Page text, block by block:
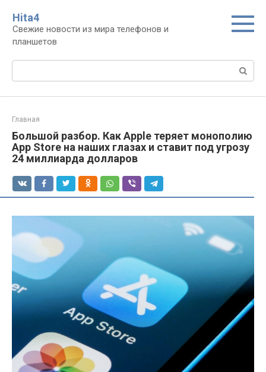
контенту
Нita4
Свежие новости из мира телефонов и
планшетов
Поиск:
Главная
Большой разбор. Как Apple теряет монополию
App Store на наших глазах и ставит под угрозу
24 миллиарда долларов